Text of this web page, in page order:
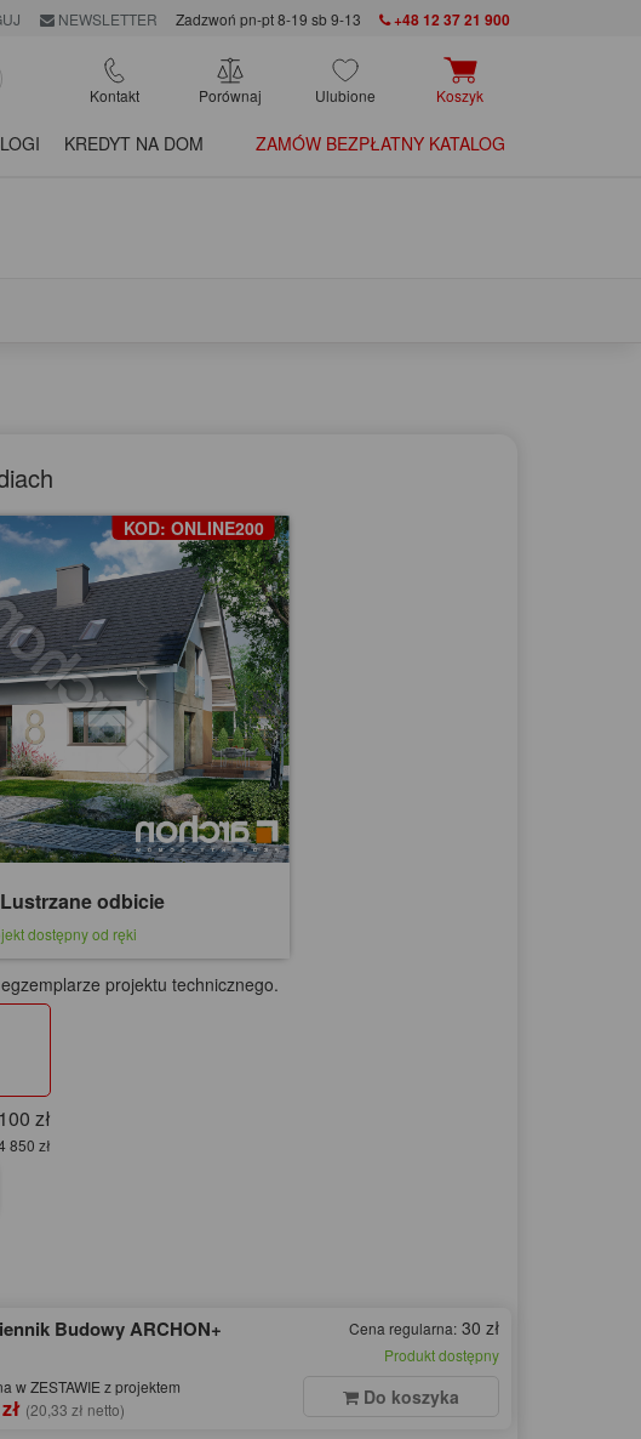
NEWSLETTER Zadzwoń pn-pt 8-19 sb 9-13 +48 12 37 21 900
Kontakt Porównaj Ulubione Koszyk
KREDYT NA DOM ZAMÓW BEZPŁATNY KATALOG
KOD: ONLINE200
Lustrzane odbicie
dostępny od ręki
projektu technicznego.
zł
850 zł
Budowy ARCHON+
w ZESTAWIE z projektem
(20,33 zł netto)
Cena regularna: 30 zł
Produkt dostępny
Do koszyka